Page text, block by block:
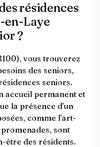
résidences
en-Laye
?
vous trouverez
des seniors,
seniors.
accueil permanent et
la présence d'un
comme l'art-
sont
être des résidents.